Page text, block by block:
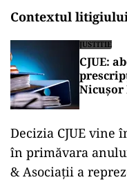
Contextul
JUSTITIE
CJUE:
Nicușor
Decizia CJUE vine
în primăvara
& Asociații a